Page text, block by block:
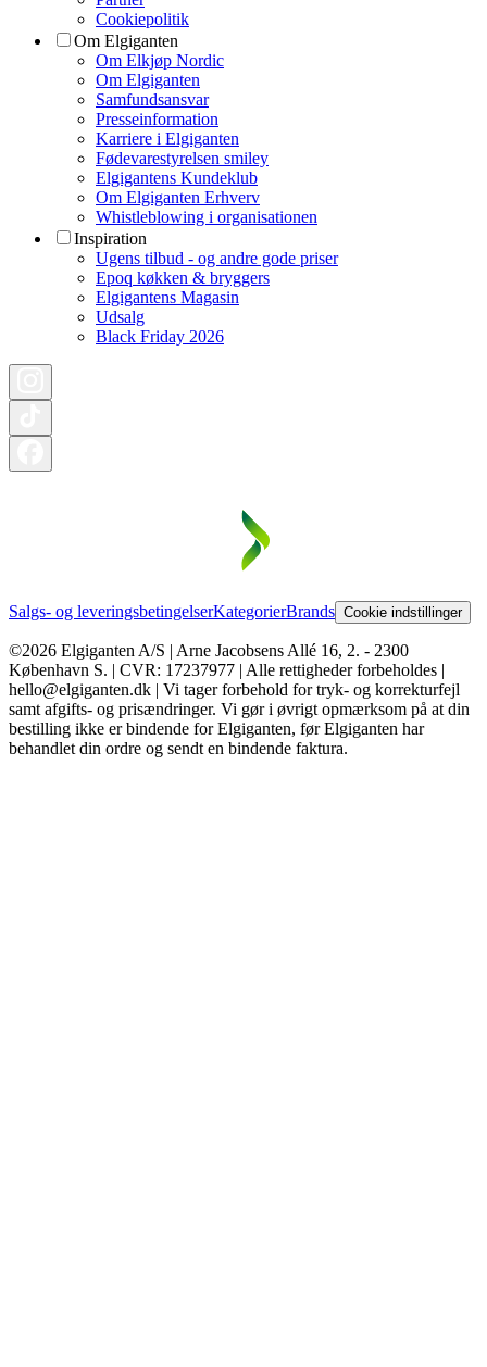
Cookiepolitik
Om Elgiganten
Om Elkjøp Nordic
Om Elgiganten
Samfundsansvar
Presseinformation
Karriere i Elgiganten
Fødevarestyrelsen smiley
Elgigantens Kundeklub
Om Elgiganten Erhverv
Whistleblowing i organisationen
Inspiration
Ugens tilbud - og andre gode priser
Epoq køkken & bryggers
Elgigantens Magasin
Udsalg
Black Friday 2026
Salgs- og leveringsbetingelserKategorierBrands Cookie indstillinger
©2026 Elgiganten A/S | Arne Jacobsens Allé 16, 2. - 2300
København S. | CVR: 17237977 | Alle rettigheder forbeholdes |
hello@elgiganten.dk | Vi tager forbehold for tryk- og korrekturfejl
samt afgifts- og prisændringer. Vi gør i øvrigt opmærksom på at din
bestilling ikke er bindende for Elgiganten, før Elgiganten har
behandlet din ordre og sendt en bindende faktura.